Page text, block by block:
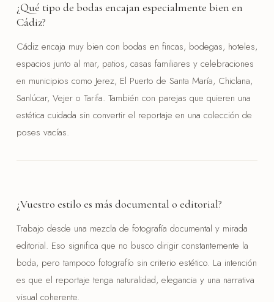
¿Qué tipo de bodas encajan especialmente bien en
Cádiz?
Cádiz encaja muy bien con bodas en fincas, bodegas, hoteles,
espacios junto al mar, patios, casas familiares y celebraciones
en municipios como Jerez, El Puerto de Santa María, Chiclana,
Sanlúcar, Vejer o Tarifa. También con parejas que quieren una
estética cuidada sin convertir el reportaje en una colección de
poses vacías.
¿Vuestro estilo es más documental o editorial?
Trabajo desde una mezcla de fotografía documental y mirada
editorial. Eso significa que no busco dirigir constantemente la
boda, pero tampoco fotografío sin criterio estético. La intención
es que el reportaje tenga naturalidad, elegancia y una narrativa
visual coherente.